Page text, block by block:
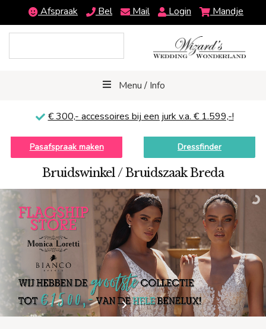
Afspraak Bel Mail Login Mandje
Menu / Info
€ 300,- accessoires bij een jurk v.a. € 1.599,-!
Pasafspraak maken Dressfinder
Bruidswinkel / Bruidszaak Breda